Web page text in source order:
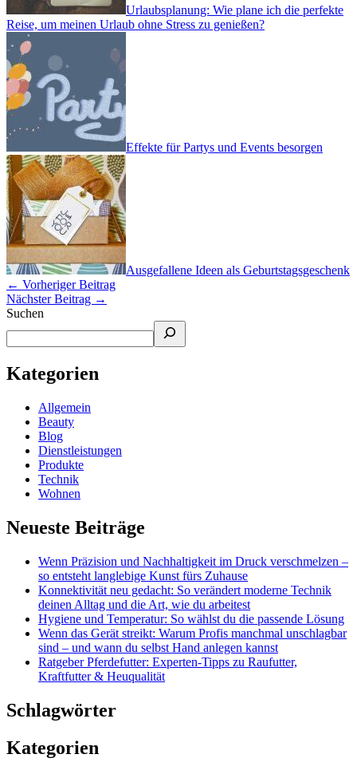
Urlaubsplanung: Wie plane ich die perfekte
Reise, um meinen Urlaub ohne Stress zu genießen?
Effekte für Partys und Events besorgen
Ausgefallene Ideen als Geburtstagsgeschenk
← Vorheriger Beitrag
Nächster Beitrag →
Suchen
Kategorien
Allgemein
Beauty
Blog
Dienstleistungen
Produkte
Technik
Wohnen
Neueste Beiträge
Wenn Präzision und Nachhaltigkeit im Druck verschmelzen –
so entsteht langlebige Kunst fürs Zuhause
Konnektivität neu gedacht: So verändert moderne Technik
deinen Alltag und die Art, wie du arbeitest
Hygiene und Temperatur: So wählst du die passende Lösung
Wenn das Gerät streikt: Warum Profis manchmal unschlagbar
sind – und wann du selbst Hand anlegen kannst
Ratgeber Pferdefutter: Experten-Tipps zu Raufutter,
Kraftfutter & Heuqualität
Schlagwörter
Kategorien